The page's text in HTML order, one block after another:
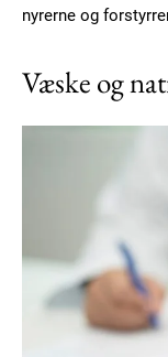
nyrerne og
Væske og